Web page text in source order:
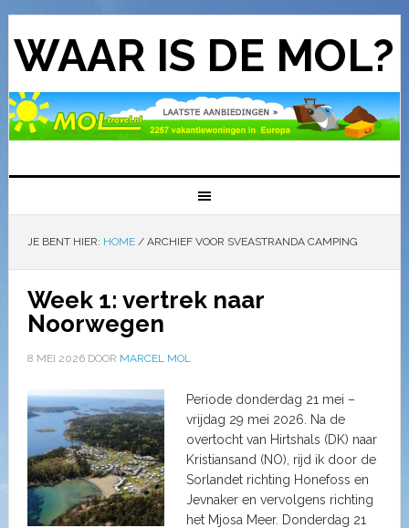
WAAR IS DE MOL?
JE BENT HIER: HOME /ARCHIEF VOOR SVEASTRANDA CAMPING
Week 1: vertrek naar
Noorwegen
8 MEI 2026DOOR MARCEL MOL
Periode donderdag 21 mei –
vrijdag 29 mei 2026. Na de
overtocht van Hirtshals (DK) naar
Kristiansand (NO), rijd ik door de
Sorlandet richting Honefoss en
Jevnaker en vervolgens richting
het Mjosa Meer. Donderdag 21